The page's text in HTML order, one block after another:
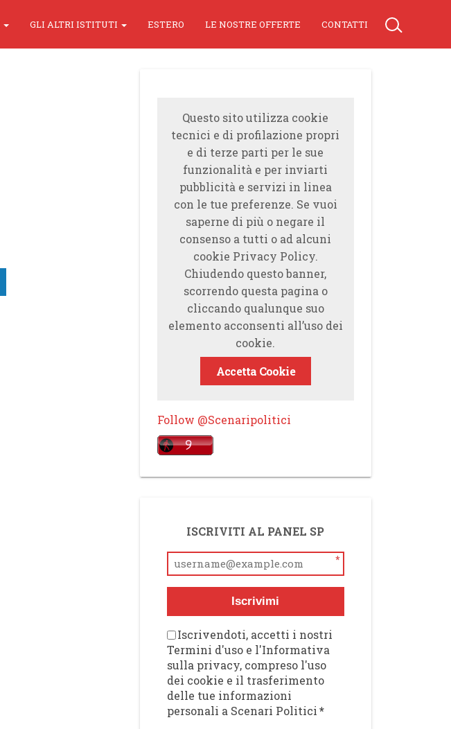
GLI ALTRI ISTITUTI ESTERO LE NOSTRE OFFERTE CONTATTI
Questo sito utilizza cookie
tecnici e di profilazione propri
e di terze parti per le sue
funzionalità e per inviarti
pubblicità e servizi in linea
con le tue preferenze. Se vuoi
saperne di più o negare il
consenso a tutti o ad alcuni
cookie Privacy Policy.
Chiudendo questo banner,
scorrendo questa pagina o
cliccando qualunque suo
elemento acconsenti all’uso dei
cookie.
Accetta Cookie
Follow @Scenaripolitici
ISCRIVITI AL PANEL SP
*
Iscrivimi
Iscrivendoti, accetti i nostri
Termini d'uso e l'Informativa
sulla privacy, compreso l'uso
dei cookie e il trasferimento
delle tue informazioni
personali a Scenari Politici*